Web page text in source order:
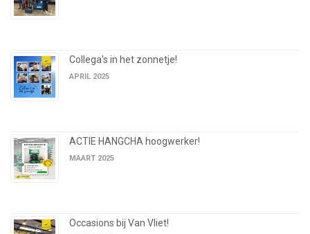
Collega's in het zonnetje!
APRIL 2025
ACTIE HANGCHA hoogwerker!
MAART 2025
Occasions bij Van Vliet!